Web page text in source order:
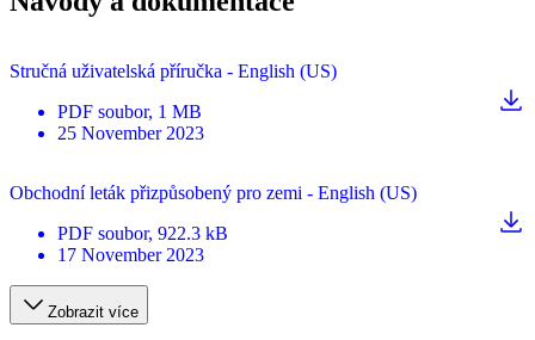
Stručná uživatelská příručka - English (US)
PDF soubor, 1 MB
25 November 2023
Obchodní leták přizpůsobený pro zemi - English (US)
PDF soubor, 922.3 kB
17 November 2023
Zobrazit více